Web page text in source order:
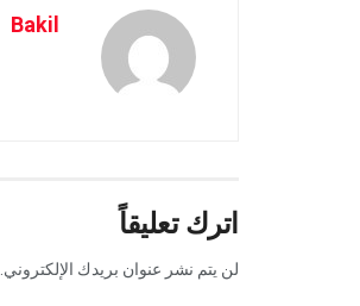
Bakil
اترك تعليقاً
لن يتم نشر عنوان بريدك الإلكتروني.